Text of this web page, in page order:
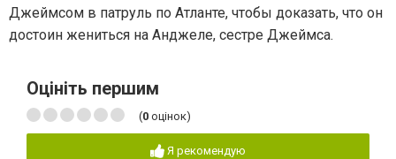
Джеймсом в патруль по Атланте, чтобы доказать, что он
достоин жениться на Анджеле, сестре Джеймса.
Оцініть першим
(0 оцінок)
Я рекомендую